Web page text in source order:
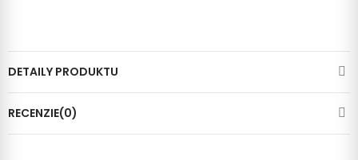
DETAILY PRODUKTU
RECENZIE(0)